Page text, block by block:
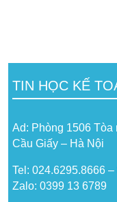
TIN HỌC KẾ
Ad: Phòng 1506
Cầu Giấy – Hà Nội
Tel: 024.6295.8666
Zalo: 0399 13 6789